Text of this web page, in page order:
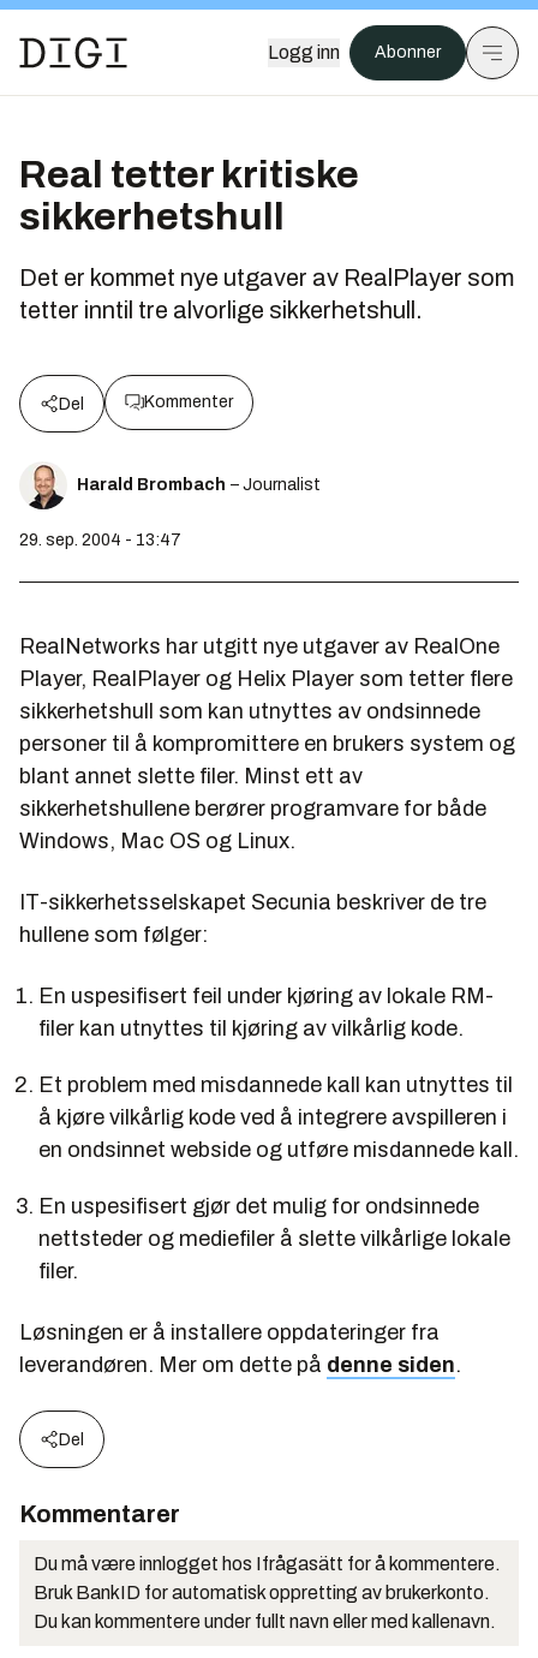
Logg inn Abonner
Real tetter kritiske
sikkerhetshull
Det er kommet nye utgaver av RealPlayer som
tetter inntil tre alvorlige sikkerhetshull.
Del Kommenter
Harald Brombach – Journalist
29. sep. 2004 - 13:47
RealNetworks har utgitt nye utgaver av RealOne
Player, RealPlayer og Helix Player som tetter flere
sikkerhetshull som kan utnyttes av ondsinnede
personer til å kompromittere en brukers system og
blant annet slette filer. Minst ett av
sikkerhetshullene berører programvare for både
Windows, Mac OS og Linux.
IT-sikkerhetsselskapet Secunia beskriver de tre
hullene som følger:
En uspesifisert feil under kjøring av lokale RM-
filer kan utnyttes til kjøring av vilkårlig kode.
Et problem med misdannede kall kan utnyttes til
å kjøre vilkårlig kode ved å integrere avspilleren i
en ondsinnet webside og utføre misdannede kall.
En uspesifisert gjør det mulig for ondsinnede
nettsteder og mediefiler å slette vilkårlige lokale
filer.
Løsningen er å installere oppdateringer fra
leverandøren. Mer om dette på denne siden.
Del
Kommentarer
Du må være innlogget hos Ifrågasätt for å kommentere.
Bruk BankID for automatisk oppretting av brukerkonto.
Du kan kommentere under fullt navn eller med kallenavn.